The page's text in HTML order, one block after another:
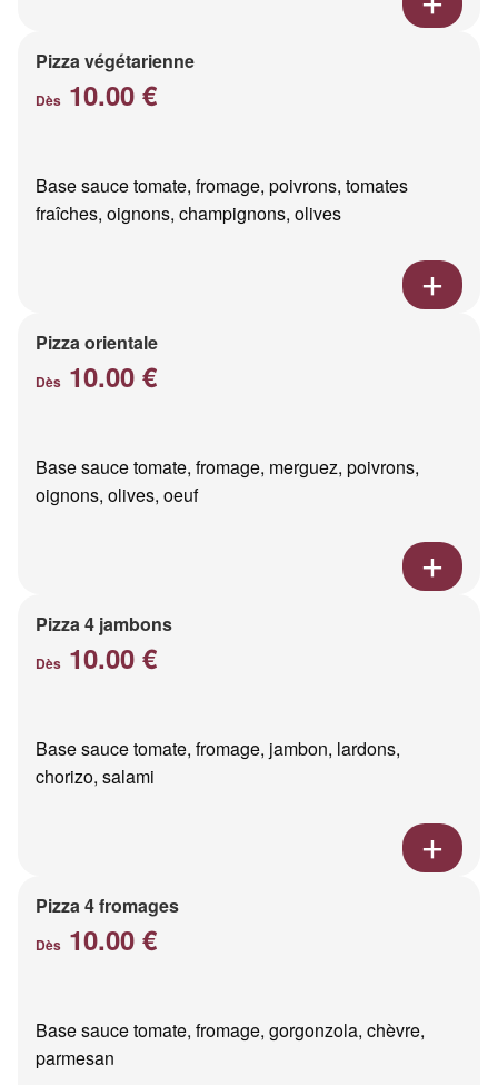
Pizza végétarienne
Dès 10.00 €
Base sauce tomate, fromage, poivrons, tomates
fraîches, oignons, champignons, olives
Pizza orientale
Dès 10.00 €
Base sauce tomate, fromage, merguez, poivrons,
oignons, olives, oeuf
Pizza 4 jambons
Dès 10.00 €
Base sauce tomate, fromage, jambon, lardons,
chorizo, salami
Pizza 4 fromages
Dès 10.00 €
Base sauce tomate, fromage, gorgonzola, chèvre,
parmesan